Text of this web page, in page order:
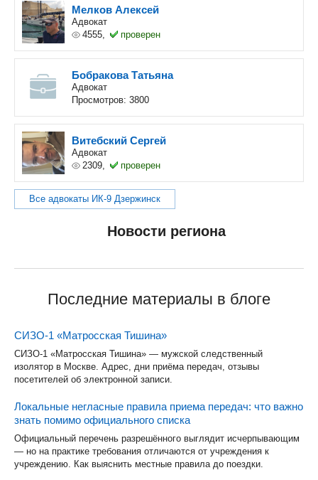
Мелков Алексей
Адвокат
4555,
проверен
Бобракова Татьяна
Адвокат
Просмотров: 3800
Витебский Сергей
Адвокат
2309,
проверен
Все адвокаты ИК-9 Дзержинск
Новости региона
Последние материалы в блоге
СИЗО-1 «Матросская Тишина»
СИЗО-1 «Матросская Тишина» — мужской следственный
изолятор в Москве. Адрес, дни приёма передач, отзывы
посетителей об электронной записи.
Локальные негласные правила приема передач: что важно
знать помимо официального списка
Официальный перечень разрешённого выглядит исчерпывающим
— но на практике требования отличаются от учреждения к
учреждению. Как выяснить местные правила до поездки.